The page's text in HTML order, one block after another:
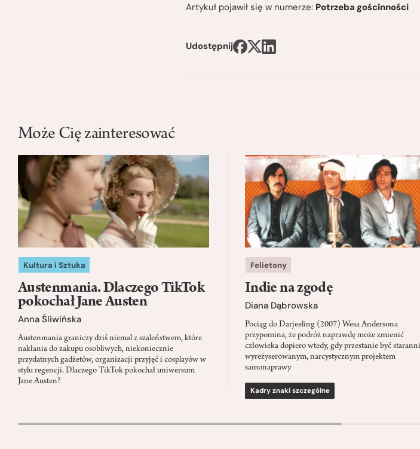
Artykuł pojawił się w numerze: Potrzeba gościnności
Udostępnij
Może Cię zainteresować
Kultura i Sztuka
Austenmania. Dlaczego TikTok
pokochał Jane Austen
Anna Śliwińska
Austenmania graniczy dziś niemal z szaleństwem, które
nakłania do zakupu osobliwych, niekoniecznie
przydatnych gadżetów, organizacji przyjęć i cosplayów w
stylu regencji. Dlaczego TikTok pokochał uniwersum
Jane Austen?
Felietony
Indie na zgodę
Diana Dąbrowska
Pociąg do Darjeeling (2007) Wesa Andersona
przypomina, że podróż naprawdę może zmienić
człowieka dopiero wtedy, gdy przestanie być
wyreżyserowanym, narcystycznym projektem
samonaprawy
Kadry znaki szczególne